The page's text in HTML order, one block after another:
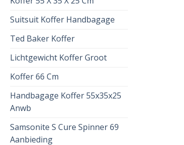
Suitsuit Koffer Handbagage
Ted Baker Koffer
Lichtgewicht Koffer Groot
Koffer 66 Cm
Handbagage Koffer 55x35x25
Anwb
Samsonite S Cure Spinner 69
Aanbieding